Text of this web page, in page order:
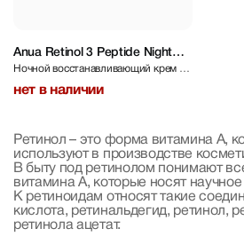
Anua Retinol 3 Peptide Night
Repair Cream 50 g
Ночной восстанавливающий крем с
нет в наличии
Ретинол – это форма витамина А,
используют в производстве
В быту под ретинолом понимают
витамина А, которые носят
К ретиноидам относят такие
кислота, ретинальдегид, ретинол,
ретинола ацетат.